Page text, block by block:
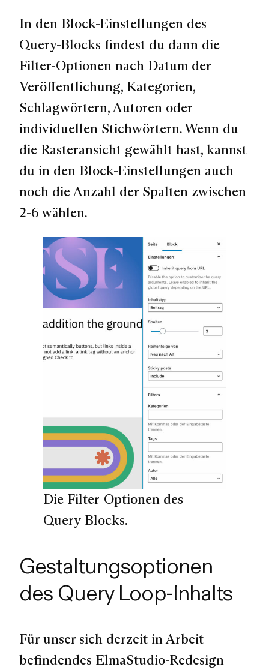
In den Block-Einstellungen des
Query-Blocks findest du dann die
Filter-Optionen nach Datum der
Veröffentlichung, Kategorien,
Schlagwörtern, Autoren oder
individuellen Stichwörtern. Wenn du
die Rasteransicht gewählt hast, kannst
du in den Block-Einstellungen auch
noch die Anzahl der Spalten zwischen
2-6 wählen.
Die Filter-Optionen des
Query-Blocks.
Gestaltungsoptionen
des Query Loop-Inhalts
Für unser sich derzeit in Arbeit
befindendes ElmaStudio-Redesign